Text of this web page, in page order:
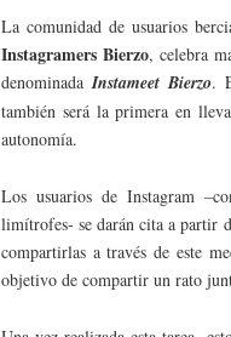
La comunidad de usuarios
Instagramers Bierzo, celebra
denominadaInstameet Bierzo.
también será la primera en
autonomía.
Los usuarios de Instagram
limítrofes- se darán cita a partir
compartirlas a través de este
objetivo de compartir un rato